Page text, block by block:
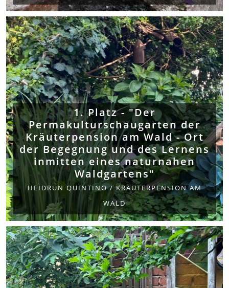
1. Platz - "Der
Permakulturschaugarten der
Kräuterpension am Wald - Ort
der Begegnung und des Lernens
inmitten eines naturnahen
Waldgartens"
HEIDRUN QUINTINO / KRÄUTERPENSION AM
WALD